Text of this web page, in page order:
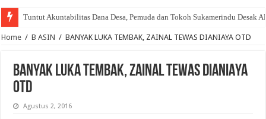
Tuntut Akuntabilitas Dana Desa, Pemuda dan Tokoh Sukamerindu Desak
Home / B ASIN / BANYAK LUKA TEMBAK, ZAINAL TEWAS DIANIAYA OTD
BANYAK LUKA TEMBAK, ZAINAL TEWAS DIANIAYA
OTD
Agustus 2, 2016